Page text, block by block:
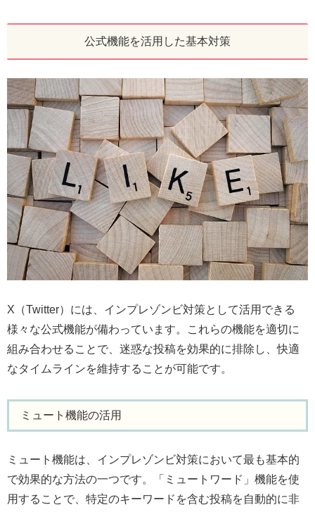
公式機能を活用した基本対策
X（Twitter）には、インプレゾンビ対策として活用できる
様々な公式機能が備わっています。これらの機能を適切に
組み合わせることで、迷惑な投稿を効果的に排除し、快適
なタイムラインを維持することが可能です。
ミュート機能の活用
ミュート機能は、インプレゾンビ対策において最も基本的
で効果的な方法の一つです。「ミュートワード」機能を使
用することで、特定のキーワードを含む投稿を自動的に非